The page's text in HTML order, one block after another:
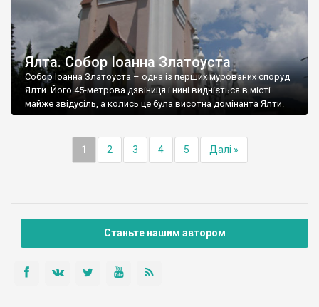
Ялта. Собор Іоанна Златоуста
Собор Іоанна Златоуста – одна із перших мурованих споруд
Ялти. Його 45-метрова дзвіниця і нині видніється в місті
майже звідусіль, а колись це була висотна домінанта Ялти.
1 2 3 4 5 Далі »
Станьте нашим автором